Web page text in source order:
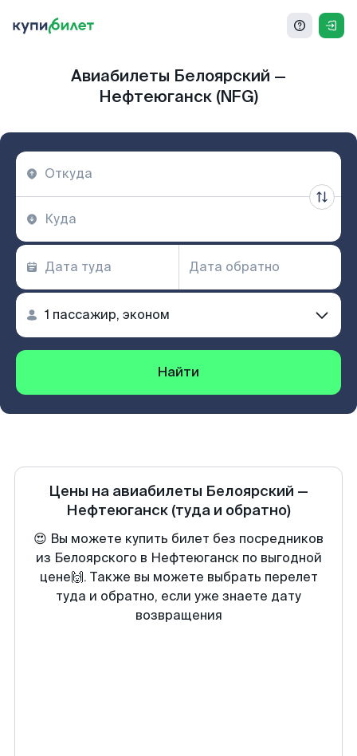
Авиабилеты Белоярский —
Нефтеюганск (NFG)
Найти
Цены на авиабилеты Белоярский —
Нефтеюганск (туда и обратно)
😍 Вы можете купить билет без посредников
из Белоярского в Нефтеюганск по выгодной
цене🙌. Также вы можете выбрать перелет
туда и обратно, если уже знаете дату
возвращения